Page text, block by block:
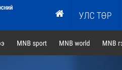
УЛС ТӨР
MNB sport MNB world MNB